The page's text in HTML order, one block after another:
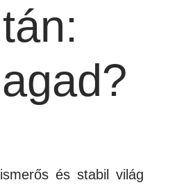
és stabil világ